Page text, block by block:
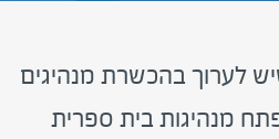
לערוך בהכשרת מנהיגים
מנהיגות בית ספרית